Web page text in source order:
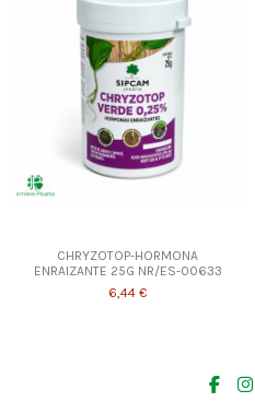
CHRYZOTOP-HORMONA
ENRAIZANTE 25G NR/ES-00633
6,44 €